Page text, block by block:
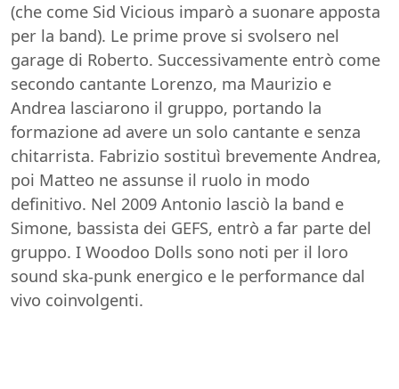
(che come Sid Vicious imparò a suonare apposta
per la band). Le prime prove si svolsero nel
garage di Roberto. Successivamente entrò come
secondo cantante Lorenzo, ma Maurizio e
Andrea lasciarono il gruppo, portando la
formazione ad avere un solo cantante e senza
chitarrista. Fabrizio sostituì brevemente Andrea,
poi Matteo ne assunse il ruolo in modo
definitivo. Nel 2009 Antonio lasciò la band e
Simone, bassista dei GEFS, entrò a far parte del
gruppo. I Woodoo Dolls sono noti per il loro
sound ska-punk energico e le performance dal
vivo coinvolgenti.